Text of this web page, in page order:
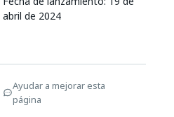
abril de 2024
Ayudar a mejorar esta
página